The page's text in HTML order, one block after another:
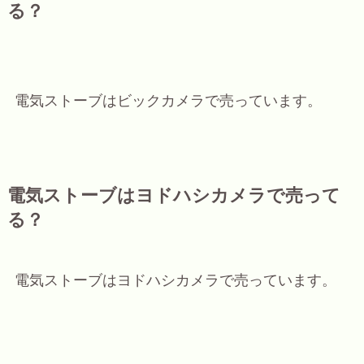
る？
電気ストーブはビックカメラで売っています。
電気ストーブはヨドハシカメラで売って
る？
電気ストーブはヨドハシカメラで売っています。